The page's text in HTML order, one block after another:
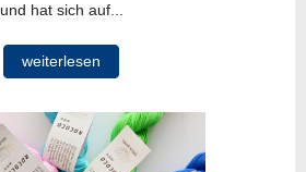
und hat sich auf...
weiterlesen